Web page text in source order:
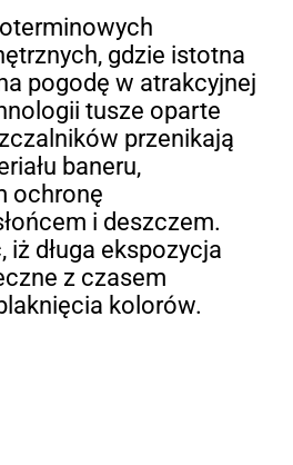
gdzie istotna
pogodę w atrakcyjnej
tusze oparte
przenikają
baneru,
ochronę
i deszczem.
długa ekspozycja
z czasem
kolorów.